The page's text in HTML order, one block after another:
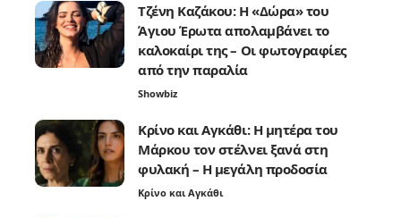
Τζένη Καζάκου: Η «Δώρα» του
Άγιου Έρωτα απολαμβάνει το
καλοκαίρι της – Οι φωτογραφίες
από την παραλία
Showbiz
Κρίνο και Αγκάθι: Η μητέρα του
Μάρκου τον στέλνει ξανά στη
φυλακή – Η μεγάλη προδοσία
Κρίνο και Αγκάθι